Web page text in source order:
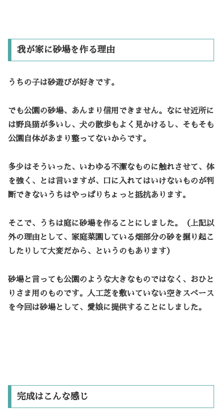
我が家に砂場を作る理由
うちの子は砂遊びが好きです。
でも公園の砂場、あんまり信用できません。なにせ近所に
は野良猫が多いし、犬の散歩もよく見かけるし、そもそも
公園自体があまり整ってないからです。
多少はそういった、いわゆる不潔なものに触れさせて、体
を強く、とは言いますが、口に入れてはいけないものが判
断できないうちはやっぱりちょっと抵抗あります。
そこで、うちは庭に砂場を作ることにしました。（上記以
外の理由として、家庭菜園している畑部分の砂を掘り起こ
したりして大変だから、というのもあります）
砂場と言っても公園のような大きなものではなく、おひと
りさま用のものです。人工芝を敷いていない空きスペース
を今回は砂場として、愛娘に提供することにしました。
完成はこんな感じ